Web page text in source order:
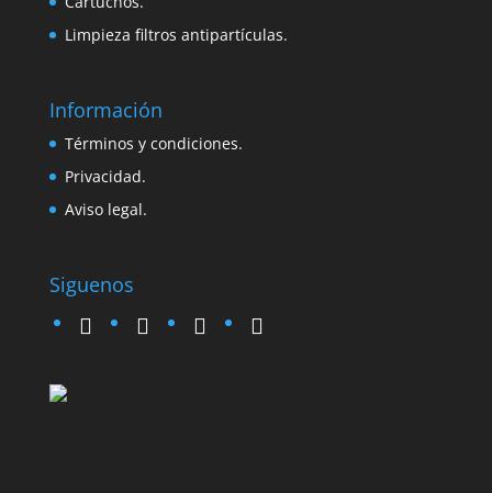
Limpieza filtros antipartículas.
Información
Términos y condiciones.
Privacidad.
Aviso legal.
Siguenos
twitter instagramfacebook google